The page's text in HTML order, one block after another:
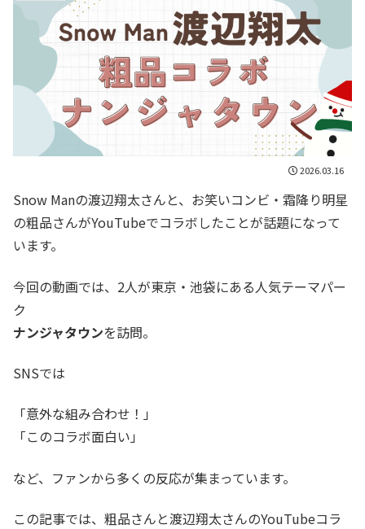
2026.03.16
Snow Manの渡辺翔太さんと、お笑いコンビ・霜降り明星
の粗品さんがYouTubeでコラボしたことが話題になって
います。
今回の動画では、2人が東京・池袋にある人気テーマパー
ク
ナンジャタウンを訪問。
SNSでは
「意外な組み合わせ！」
「このコラボ面白い」
など、ファンから多くの反応が集まっています。
この記事では、粗品さんと渡辺翔太さんのYouTubeコラ